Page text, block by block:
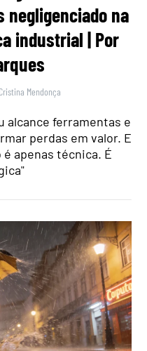
negligenciado na
industrial | Por
Cristina Mendonça
alcance ferramentas e
perdas em valor. E
apenas técnica. É